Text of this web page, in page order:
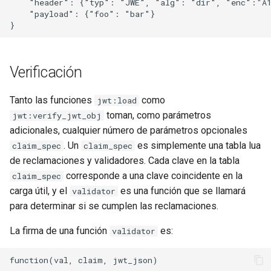
naxsi
nftset-access
njs
ntlm
otel
passenger
perl
    "payload": {"foo": "bar"}
Verificación
Tanto las funciones jwt:load como
jwt:verify_jwt_obj
toman, como parámetros
adicionales, cualquier número de parámetros opcionales
claim_spec . Un claim_spec es simplemente una tabla lua
de reclamaciones y validadores. Cada clave en la tabla
claim_spec corresponde a una clave coincidente en la
carga útil, y el validator es una función que se llamará
para determinar si se cumplen las reclamaciones.
La firma de una función validator es: